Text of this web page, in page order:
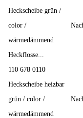
Heckscheibe grün /
color /
wärmedämmend
Heckflosse...
110 678 0110
Heckscheibe heizbar
grün / color /
wärmedämmend